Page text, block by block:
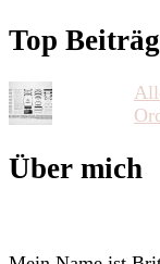
Top
Über mich